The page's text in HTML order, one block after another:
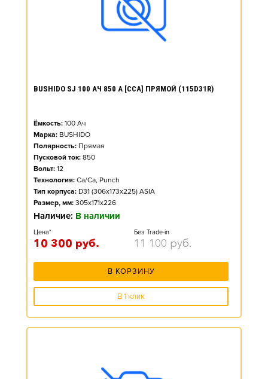
BUSHIDO SJ 100 АЧ 850 А [CCA] ПРЯМОЙ (115D31R)
Ёмкость: 100 Ач
Марка: BUSHIDO
Полярность: Прямая
Пусковой ток: 850
Вольт: 12
Технология: Ca/Ca, Punch
Тип корпуса: D31 (306x173x225) ASIA
Размер, мм: 305x171x226
Наличие: В наличии
Цена*
10 300 руб.
Без Trade-in
11 100 руб.
В КОРЗИНУ
В 1 клик